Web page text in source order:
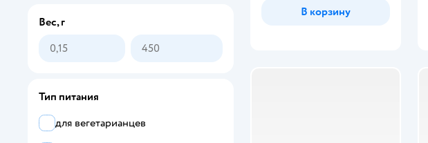
В корзину
смородина
черника
Вес, г
Тип питания
для вегетарианцев